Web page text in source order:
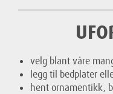
velg blant våre
legg til bedplater
hent ornamentikk,